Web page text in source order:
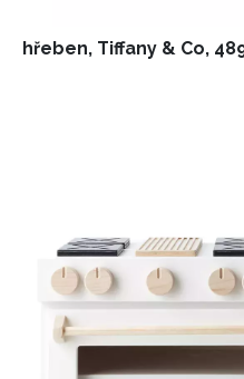
hřeben, Tiffany & Co,